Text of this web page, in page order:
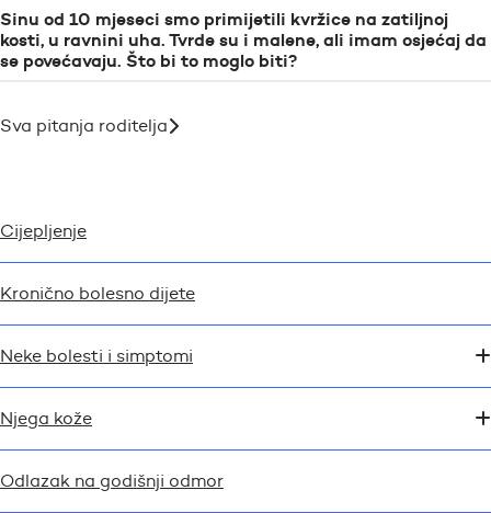
Sinu od 10 mjeseci smo primijetili kvržice na zatiljnoj
kosti, u ravnini uha. Tvrde su i malene, ali imam osjećaj da
se povećavaju. Što bi to moglo biti?
Sva pitanja roditelja
Cijepljenje
Kronično bolesno dijete
Neke bolesti i simptomi
Njega kože
Odlazak na godišnji odmor